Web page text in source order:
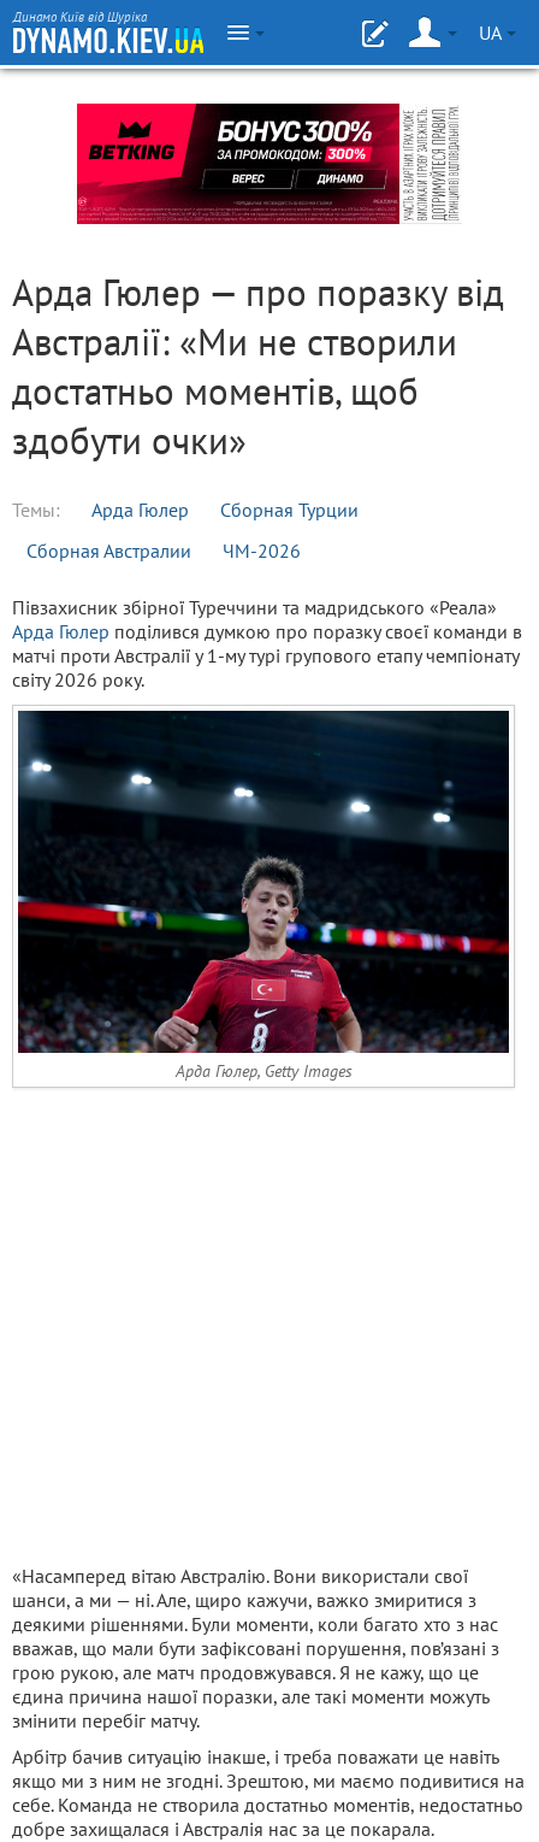
Динамо Київ від Шуріка
UA
Арда Гюлер — про поразку від
Австралії: «Ми не створили
достатньо моментів, щоб
здобути очки»
Темы: Арда Гюлер
Сборная Турции
Сборная Австралии
ЧМ-2026
Півзахисник збірної Туреччини та мадридського «Реала»
Арда Гюлер поділився думкою про поразку своєї команди в
матчі проти Австралії у 1-му турі групового етапу чемпіонату
світу 2026 року.
Арда Гюлер, Getty Images
«Насамперед вітаю Австралію. Вони використали свої
шанси, а ми — ні. Але, щиро кажучи, важко змиритися з
деякими рішеннями. Були моменти, коли багато хто з нас
вважав, що мали бути зафіксовані порушення, пов’язані з
грою рукою, але матч продовжувався. Я не кажу, що це
єдина причина нашої поразки, але такі моменти можуть
змінити перебіг матчу.
Арбітр бачив ситуацію інакше, і треба поважати це навіть
якщо ми з ним не згодні. Зрештою, ми маємо подивитися на
себе. Команда не створила достатньо моментів, недостатньо
добре захищалася і Австралія нас за це покарала.